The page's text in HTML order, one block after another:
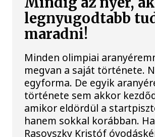
legnyugodtabb
maradni!
Minden olimpiai
megvan a saját története.
egyforma. De egyik
története sem akkor
amikor eldördül a
hanem sokkal korábban. Ha
Rasovszky Kristóf